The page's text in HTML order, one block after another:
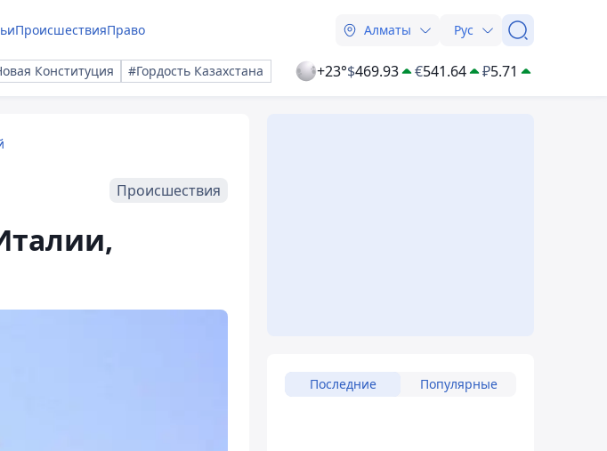
ПроисшествияПраво Алматы Рус
Конституция #Гордость Казахстана +23°$469.93 €541.64 ₽5.71
Происшествия
Последние Популярные